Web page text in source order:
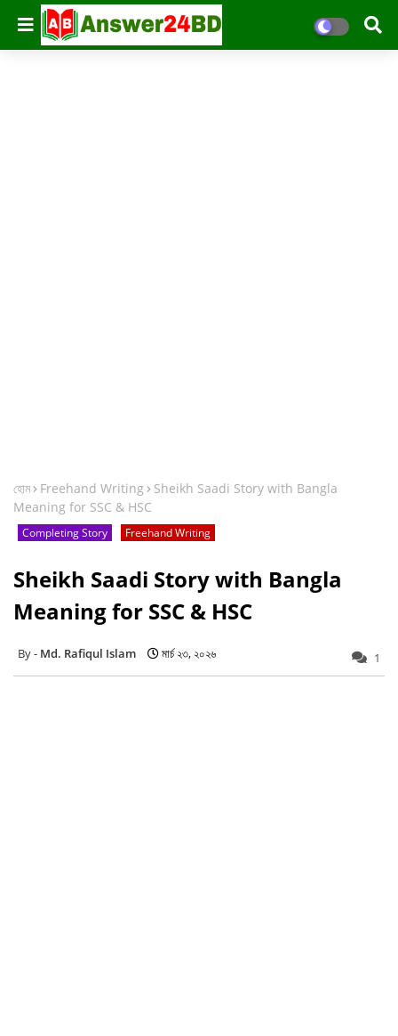
হোম Freehand Writing
Sheikh Saadi Story with Bangla
Meaning for SSC & HSC
Completing Story Freehand Writing
Sheikh Saadi Story with Bangla
Meaning for SSC & HSC
Md. Rafiqul Islam মার্চ ২৩, ২০২৬ 1